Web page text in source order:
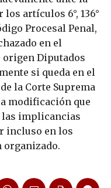
artículos 6°, 136°
Procesal Penal,
en el
origen Diputados
si queda en el
la Corte Suprema
modificación que
implicancias
incluso en los
organizado.